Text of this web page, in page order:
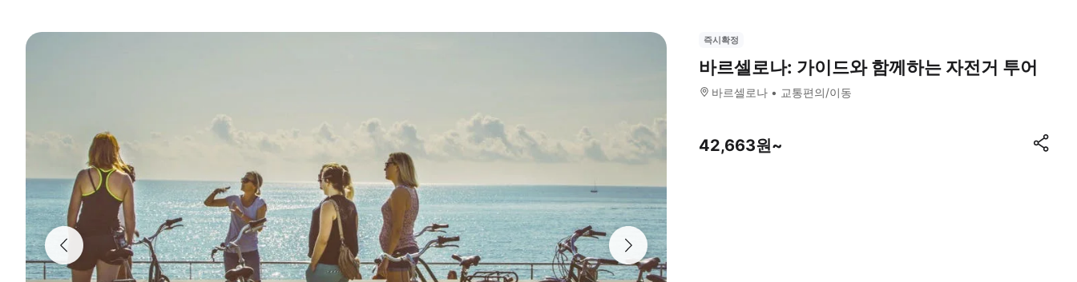
즉시확정
바르셀로나: 가이드와 함께하는 자전거 투어
바르셀로나 교통편의/이동
42,663원~